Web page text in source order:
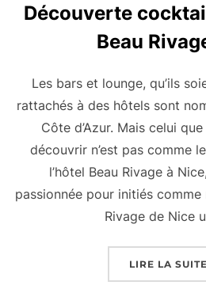
Découverte
Beau
Les bars et lounge, qu’ils
rattachés à des hôtels sont
Côte d’Azur. Mais celui
découvrir n’est pas comme
l’hôtel Beau Rivage à
passionnée pour initiés
Rivage de Nice
LIRE LA